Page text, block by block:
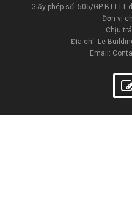
Giấy phép số: 505/GP-
Đơn vị
Chịu
Địa chỉ: Le
Email: